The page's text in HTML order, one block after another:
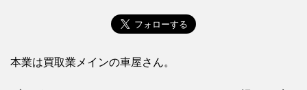
本業は買取業メインの車屋さん。